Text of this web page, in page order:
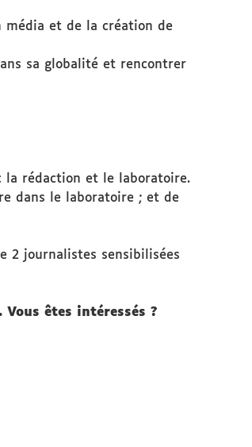
média et de la création de
sa globalité et rencontrer
la rédaction et le laboratoire.
dans le laboratoire ; et de
2 journalistes sensibilisées
êtes intéressés ?